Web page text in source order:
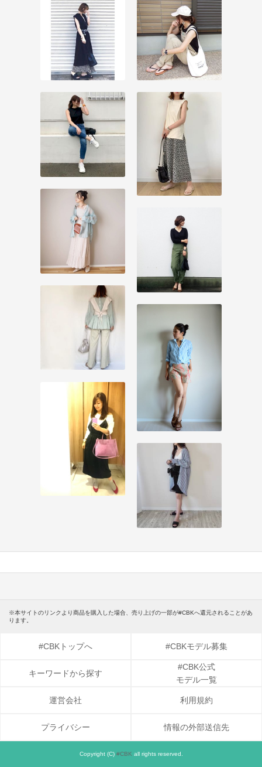
※本サイトのリンクより商品を購入した場合、売り上げの一部が#CBKへ還元されることがあ
ります。
#CBKトップへ #CBKモデル募集
キーワードから探す
#CBK公式
モデル一覧
運営会社 利用規約
プライバシー 情報の外部送信先
Copyright (C) #CBK all rights reserved.